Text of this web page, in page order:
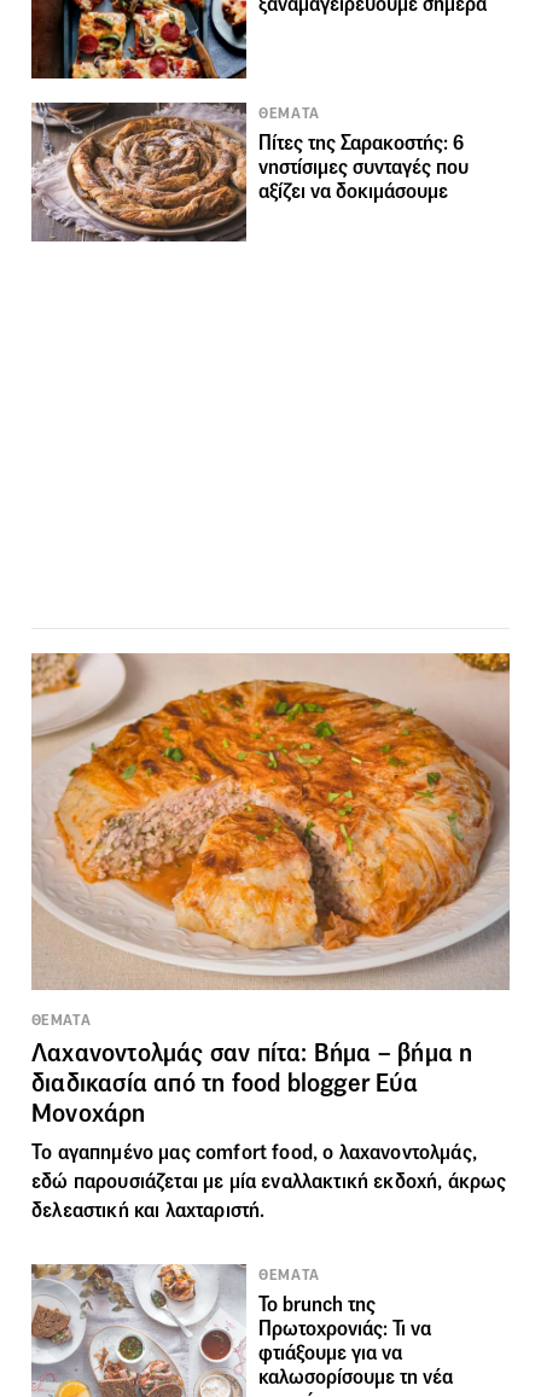
ΘΕΜΑΤΑ
Πίτες της Σαρακοστής: 6
νηστίσιμες συνταγές που
αξίζει να δοκιμάσουμε
ΘΕΜΑΤΑ
Λαχανοντολμάς σαν πίτα: Βήμα – βήμα η
διαδικασία από τη food blogger Εύα
Μονοχάρη
Το αγαπημένο μας comfort food, ο λαχανοντολμάς,
εδώ παρουσιάζεται με μία εναλλακτική εκδοχή, άκρως
δελεαστική και λαχταριστή.
ΘΕΜΑΤΑ
To brunch της
Πρωτοχρονιάς: Τι να
φτιάξουμε για να
καλωσορίσουμε τη νέα